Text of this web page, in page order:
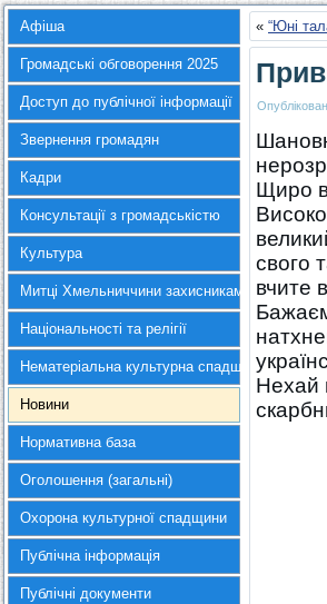
Афіша
Громадські обговорення 2025
Доступ до публічної інформації
Звернення громадян
Кадри
Консультації з громадськістю
Культура
Митці Хмельниччини захисникам України
Національності та релігії
Нематеріальна культурна спадщина
Новини
Нормативна база
Оголошення (загальні)
Охорона культурної спадщини
Публічна інформація
Публічні документи
« “Юні
Щиро
свого
вчите
Нехай